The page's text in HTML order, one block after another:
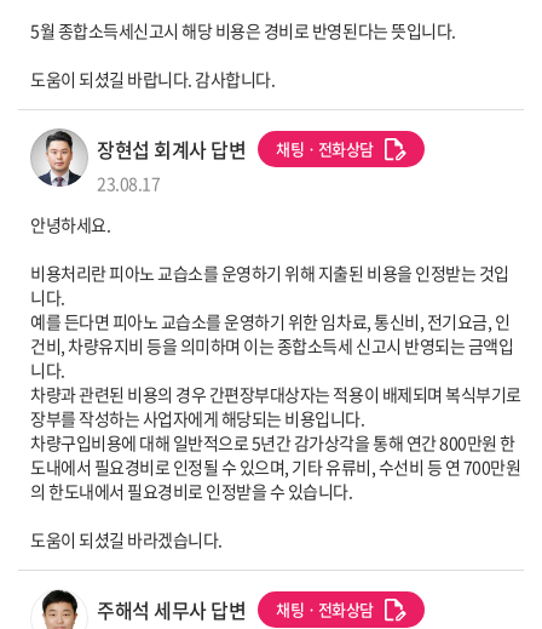
5월 종합소득세신고시 해당 비용은 경비로 반영된다는 뜻입니다.
도움이 되셨길 바랍니다. 감사합니다.
세무사 프로필 이미지
장현섭 회계사 답변 채팅ㆍ전화상담
23.08.17
안녕하세요.
비용처리란 피아노 교습소를 운영하기 위해 지출된 비용을 인정받는 것입
니다.
예를 든다면 피아노 교습소를 운영하기 위한 임차료, 통신비, 전기요금, 인
건비, 차량유지비 등을 의미하며 이는 종합소득세 신고시 반영되는 금액입
니다.
차량과 관련된 비용의 경우 간편장부대상자는 적용이 배제되며 복식부기로
장부를 작성하는 사업자에게 해당되는 비용입니다.
차량구입비용에 대해 일반적으로 5년간 감가상각을 통해 연간 800만원 한
도내에서 필요경비로 인정될 수 있으며, 기타 유류비, 수선비 등 연 700만원
의 한도내에서 필요경비로 인정받을 수 있습니다.
도움이 되셨길 바라겠습니다.
세무사 프로필 이미지
주해석 세무사 답변 채팅ㆍ전화상담